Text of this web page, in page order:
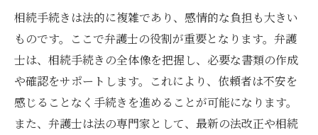
相続手続きは法的に複雑であり、感情的な負担も大きい
ものです。ここで弁護士の役割が重要となります。弁護
士は、相続手続きの全体像を把握し、必要な書類の作成
や確認をサポートします。これにより、依頼者は不安を
感じることなく手続きを進めることが可能になります。
また、弁護士は法の専門家として、最新の法改正や相続